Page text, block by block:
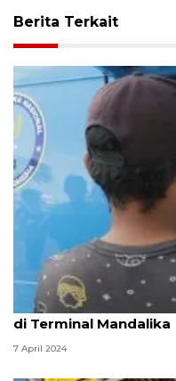
Berita Terkait
Polresta Mataram
di Terminal Mandalika
7 April 2024